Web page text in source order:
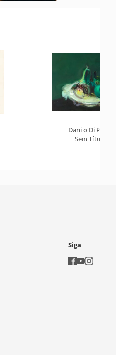
Danilo Di Prete
Sem Título
Siga